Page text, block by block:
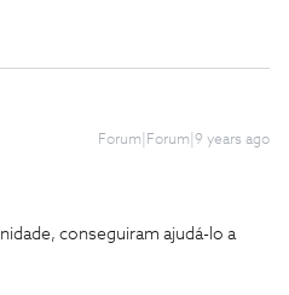
Forum|Forum|9 years ago
conseguiram ajudá-lo a